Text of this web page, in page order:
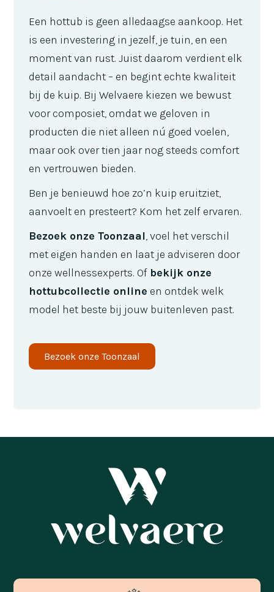
Een hottub is geen alledaagse aankoop. Het
is een investering in jezelf, je tuin, en een
moment van rust. Juist daarom verdient elk
detail aandacht – en begint echte kwaliteit
bij de kuip. Bij Welvaere kiezen we bewust
voor composiet, omdat we geloven in
producten die niet alleen nú goed voelen,
maar ook over tien jaar nog steeds comfort
en vertrouwen bieden.
Ben je benieuwd hoe zo’n kuip eruitziet,
aanvoelt en presteert? Kom het zelf ervaren.
Bezoek onze Toonzaal, voel het verschil
met eigen handen en laat je adviseren door
onze wellnessexperts. Of bekijk onze
hottubcollectie online en ontdek welk
model het beste bij jouw buitenleven past.
Bezoek onze Toonzaal